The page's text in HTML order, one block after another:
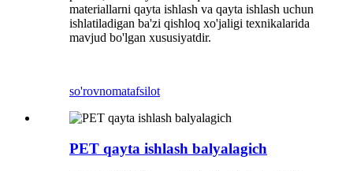
materiallarni qayta ishlash va qayta ishlash uchun
ishlatiladigan ba'zi qishloq xo'jaligi texnikalarida
mavjud bo'lgan xususiyatdir.
so'rovnomatafsilot
PET qayta ishlash balyalagich